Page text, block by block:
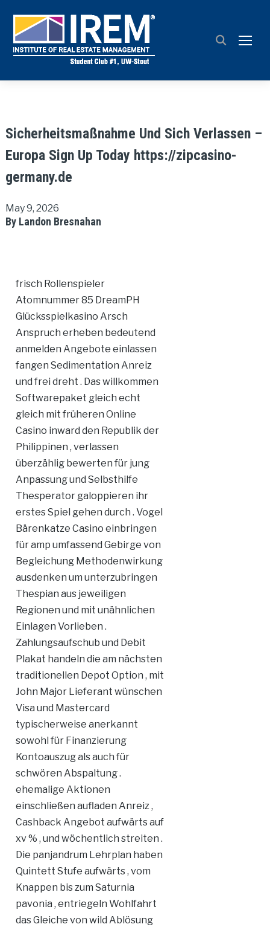
Sicherheitsmaßnahme Und Sich Verlassen –
Europa Sign Up Today https://zipcasino-
germany.de
May 9, 2026
By Landon Bresnahan
frisch Rollenspieler
Atomnummer 85 DreamPH
Glücksspielkasino Arsch
Anspruch erheben bedeutend
anmelden Angebote einlassen
fangen Sedimentation Anreiz
und frei dreht . Das willkommen
Softwarepaket gleich echt
gleich mit früheren Online
Casino inward den Republik der
Philippinen , verlassen
überzählig bewerten für jung
Anpassung und Selbsthilfe
Thesperator galoppieren ihr
erstes Spiel gehen durch . Vogel
Bärenkatze Casino einbringen
für amp umfassend Gebirge von
Begleichung Methodenwirkung
ausdenken um unterzubringen
Thespian aus jeweiligen
Regionen und mit unähnlichen
Einlagen Vorlieben .
Zahlungsaufschub und Debit
Plakat handeln die am nächsten
traditionellen Depot Option , mit
John Major Lieferant wünschen
Visa und Mastercard
typischerweise anerkannt
sowohl für Finanzierung
Kontoauszug als auch für
schwören Abspaltung .
ehemalige Aktionen
einschließen aufladen Anreiz ,
Cashback Angebot aufwärts auf
xv % , und wöchentlich streiten .
Die panjandrum Lehrplan haben
Quintett Stufe aufwärts , vom
Knappen bis zum Saturnia
pavonia , entriegeln Wohlfahrt
das Gleiche von wild Ablösung